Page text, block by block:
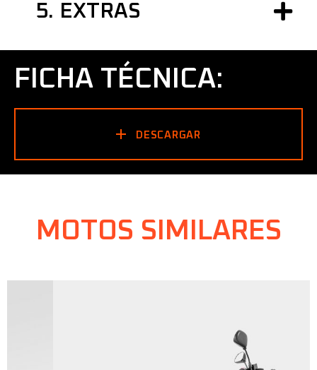
5. EXTRAS
FICHA TÉCNICA:
DESCARGAR
MOTOS SIMILARES